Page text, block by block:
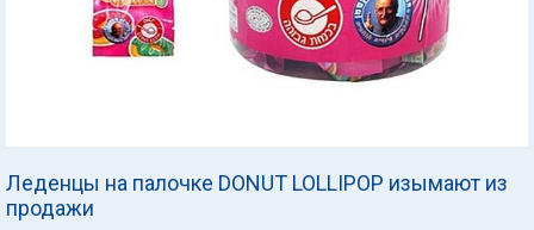
Леденцы на палочке DONUT LOLLIPOP изымают из
продажи